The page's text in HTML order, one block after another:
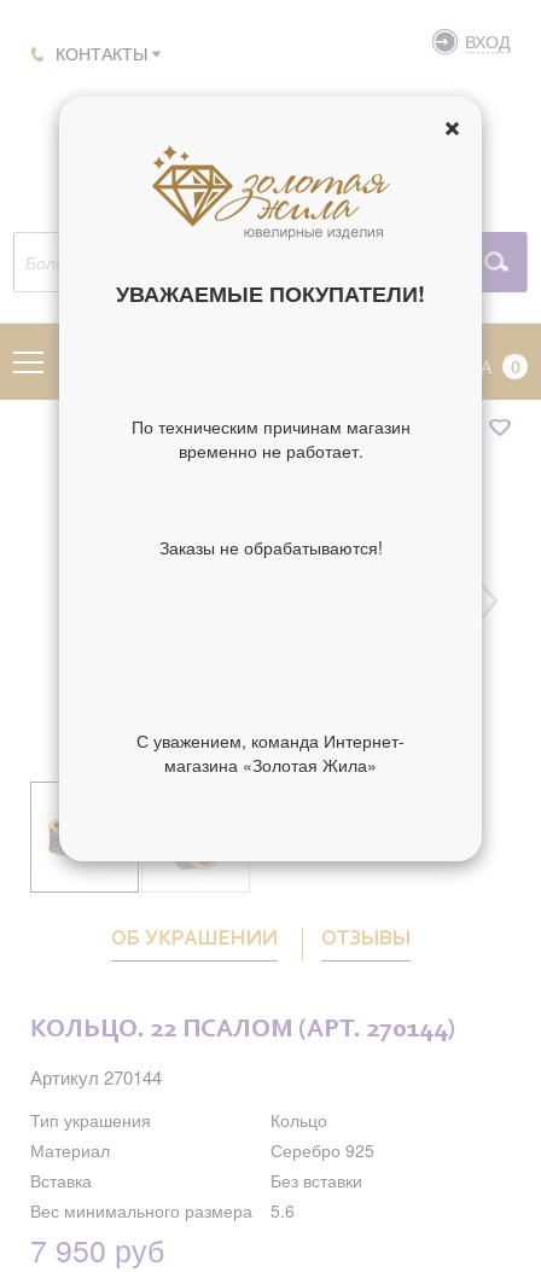
КОНТАКТЫ ВХОД
КОРЗИНА 0
ОБ УКРАШЕНИИ ОТЗЫВЫ
КОЛЬЦО. 22 ПСАЛОМ (АРТ. 270144)
Артикул 270144
Тип украшения
Кольцо
Материал
Серебро 925
Вставка
Без вставки
Вес минимального размера
5.6
7 950 руб
УВАЖАЕМЫЕ ПОКУПАТЕЛИ!
По техническим причинам магазин
временно не работает.
Заказы не обрабатываются!
С уважением, команда Интернет-
магазина «Золотая Жила»